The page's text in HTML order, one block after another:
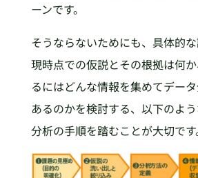
ーンです。
そうならないためにも、具体的な
現時点での仮説とその根拠は何
るにはどんな情報を集めてデー
あるのかを検討する、以下のよ
分析の手順を踏むことが大切です